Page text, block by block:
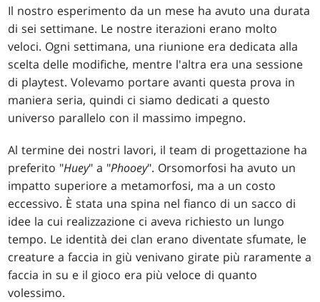
Il nostro esperimento da un mese ha avuto una durata
di sei settimane. Le nostre iterazioni erano molto
veloci. Ogni settimana, una riunione era dedicata alla
scelta delle modifiche, mentre l'altra era una sessione
di playtest. Volevamo portare avanti questa prova in
maniera seria, quindi ci siamo dedicati a questo
universo parallelo con il massimo impegno.
Al termine dei nostri lavori, il team di progettazione ha
preferito "Huey" a "Phooey". Orsomorfosi ha avuto un
impatto superiore a metamorfosi, ma a un costo
eccessivo. È stata una spina nel fianco di un sacco di
idee la cui realizzazione ci aveva richiesto un lungo
tempo. Le identità dei clan erano diventate sfumate, le
creature a faccia in giù venivano girate più raramente a
faccia in su e il gioco era più veloce di quanto
volessimo.